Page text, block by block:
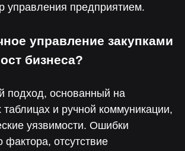
управления предприятием.
управление закупками
бизнеса?
подход, основанный на
таблицах и ручной коммуникации,
уязвимости. Ошибки
фактора, отсутствие